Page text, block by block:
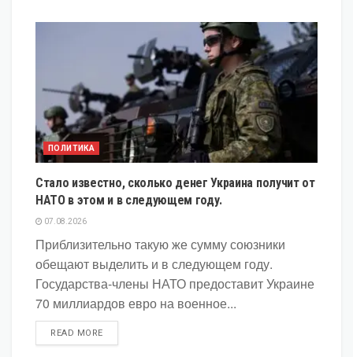
ПОЛИТИКА
Стало известно, сколько денег Украина получит от
НАТО в этом и в следующем году.
07.08.2026
Приблизительно такую же сумму союзники
обещают выделить и в следующем году.
Государства-члены НАТО предоставит Украине
70 миллиардов евро на военное...
READ MOREDETAILS